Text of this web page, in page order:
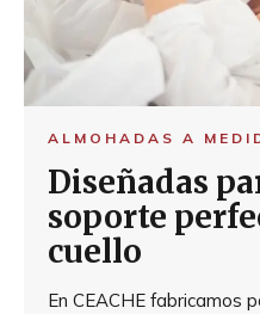
ALMOHADAS A
Diseñadas
soporte
cuello
En CEACHE fabricamos